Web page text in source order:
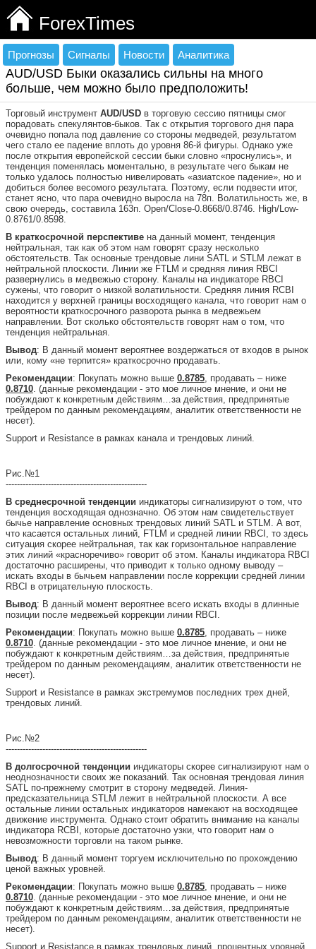
ForexTimes
Прогнозы Сигналы Новости Аналитика
AUD/USD Быки оказались сильны на много
больше, чем можно было предположить!
Торговый инструмент AUD/USD в торговую сессию пятницы смог
порадовать спекулянтов-быков. Так с открытия торгового дня пара
очевидно попала под давление со стороны медведей, результатом
чего стало ее падение вплоть до уровня 86-й фигуры. Однако уже
после открытия европейской сессии быки словно «проснулись», и
тенденция поменялась моментально, в результате чего быкам не
только удалось полностью нивелировать «азиатское падение», но и
добиться более весомого результата. Поэтому, если подвести итог,
станет ясно, что пара очевидно выросла на 78п. Волатильность же, в
свою очередь, составила 163п. Open/Close-0.8668/0.8746. High/Low-
0.8761/0.8598.
В краткосрочной перспективе на данный момент, тенденция
нейтральная, так как об этом нам говорят сразу несколько
обстоятельств. Так основные трендовые лини SATL и STLM лежат в
нейтральной плоскости. Линии же FTLM и средняя линия RBCI
развернулись в медвежью сторону. Каналы на индикаторе RBCI
сужены, что говорит о низкой волатильности. Средняя линия RCBI
находится у верхней границы восходящего канала, что говорит нам о
вероятности краткосрочного разворота рынка в медвежьем
направлении. Вот сколько обстоятельств говорят нам о том, что
тенденция нейтральная.
Вывод: В данный момент вероятнее воздержаться от входов в рынок
или, кому «не терпится» краткосрочно продавать.
Рекомендации: Покупать можно выше 0.8785, продавать – ниже
0.8710. (данные рекомендации - это мое личное мнение, и они не
побуждают к конкретным действиям…за действия, предпринятые
трейдером по данным рекомендациям, аналитик ответственности не
несет).
Support и Resistance в рамках канала и трендовых линий.
Рис.№1
--------------------------------------------------
В среднесрочной тенденции индикаторы сигнализируют о том, что
тенденция восходящая однозначно. Об этом нам свидетельствует
бычье направление основных трендовых линий SATL и STLM. А вот,
что касается остальных линий, FTLM и средней линии RBCI, то здесь
ситуация скорее нейтральная, так как горизонтальное направление
этих линий «красноречиво» говорит об этом. Каналы индикатора RBCI
достаточно расширены, что приводит к только одному выводу –
искать входы в бычьем направлении после коррекции средней линии
RBCI в отрицательную плоскость.
Вывод: В данный момент вероятнее всего искать входы в длинные
позиции после медвежьей коррекции линии RBCI.
Рекомендации: Покупать можно выше 0.8785, продавать – ниже
0.8710. (данные рекомендации - это мое личное мнение, и они не
побуждают к конкретным действиям…за действия, предпринятые
трейдером по данным рекомендациям, аналитик ответственности не
несет).
Support и Resistance в рамках экстремумов последних трех дней,
трендовых линий.
Рис.№2
--------------------------------------------------
В долгосрочной тенденции индикаторы скорее сигнализируют нам о
неоднозначности своих же показаний. Так основная трендовая линия
SATL по-прежнему смотрит в сторону медведей. Линия-
предсказательница STLM лежит в нейтральной плоскости. А все
остальные линии остальных индикаторов намекают на восходящее
движение инструмента. Однако стоит обратить внимание на каналы
индикатора RCBI, которые достаточно узки, что говорит нам о
невозможности торговли на таком рынке.
Вывод: В данный момент торгуем исключительно по прохождению
ценой важных уровней.
Рекомендации: Покупать можно выше 0.8785, продавать – ниже
0.8710. (данные рекомендации - это мое личное мнение, и они не
побуждают к конкретным действиям…за действия, предпринятые
трейдером по данным рекомендациям, аналитик ответственности не
несет).
Support и Resistance в рамках трендовых линий, процентных уровней